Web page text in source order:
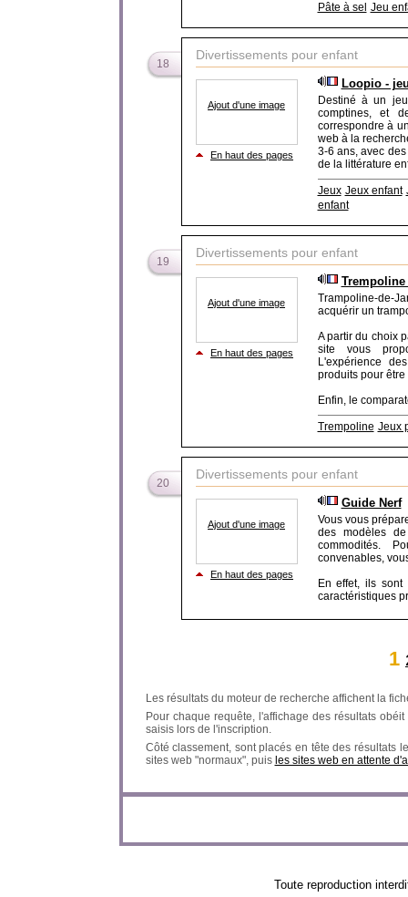
Pâte à sel Jeu
18
Divertissements pour enfant
Ajout d'une image
En haut des pages
Loopio -
Destiné à un
comptines, et
correspondre à
web à la
3-6 ans, avec
de la littérature
Jeux Jeux enfant
enfant
19
Divertissements pour enfant
Ajout d'une image
En haut des pages
Trampoline-de-
acquérir un
A partir du choix
site vous
L'expérience
produits pour
Enfin, le
Trempoline Jeux
20
Divertissements pour enfant
Ajout d'une image
En haut des pages
Guide Nerf
Vous vous
des modèles
commodités.
convenables,
En effet, ils sont
caractéristiques
1
Les résultats du moteur de recherche affichent la
Pour chaque requête, l'affichage des résultats
saisis lors de l'inscription.
Côté classement, sont placés en tête des résultats
sites web "normaux", puis les sites web en attente
Toute reproduction